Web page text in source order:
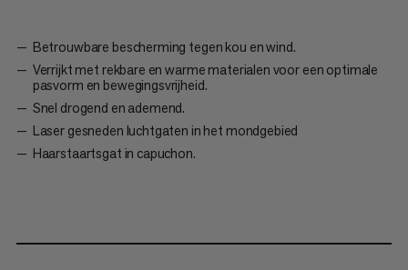
Betrouwbare bescherming tegen kou en wind.
Verrijkt met rekbare en warme materialen voor een optimale
pasvorm en bewegingsvrijheid.
Snel drogend en ademend.
Laser gesneden luchtgaten in het mondgebied
Haarstaartsgat in capuchon.